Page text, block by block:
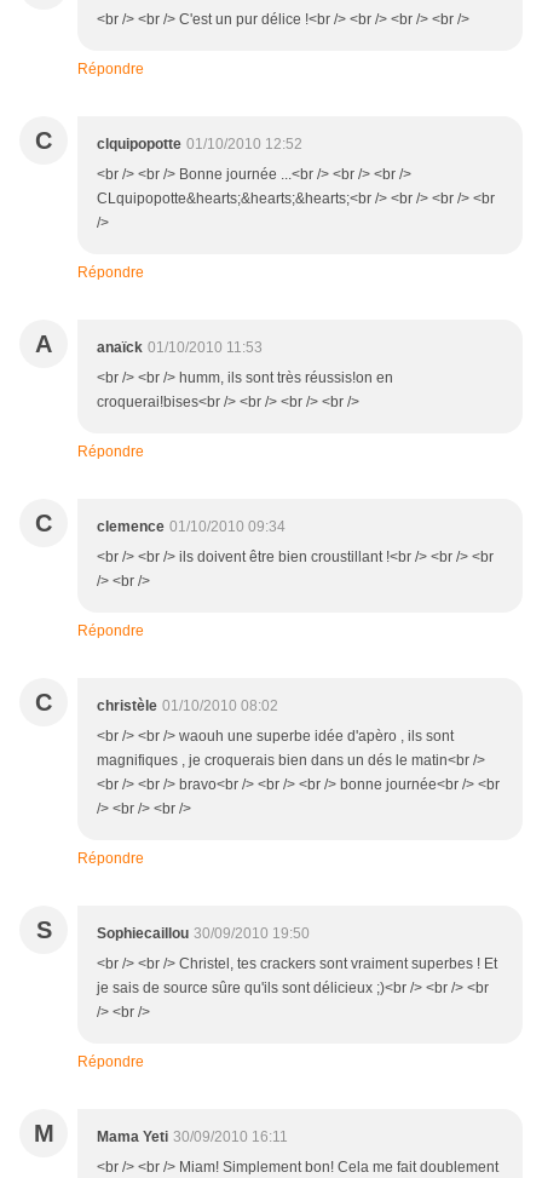
<br /> <br /> C'est un pur délice !<br /> <br /> <br /> <br />
Répondre
C clquipopotte 01/10/2010 12:52
<br /> <br /> Bonne journée ...<br /> <br /> <br />
CLquipopotte&hearts;&hearts;&hearts;<br /> <br /> <br /> <br
/>
Répondre
A anaïck 01/10/2010 11:53
<br /> <br /> humm, ils sont très réussis!on en
croquerai!bises<br /> <br /> <br /> <br />
Répondre
C clemence 01/10/2010 09:34
<br /> <br /> ils doivent être bien croustillant !<br /> <br /> <br
/> <br />
Répondre
C christèle 01/10/2010 08:02
<br /> <br /> waouh une superbe idée d'apèro , ils sont
magnifiques , je croquerais bien dans un dés le matin<br />
<br /> <br /> bravo<br /> <br /> <br /> bonne journée<br /> <br
/> <br /> <br />
Répondre
S Sophiecaillou 30/09/2010 19:50
<br /> <br /> Christel, tes crackers sont vraiment superbes ! Et
je sais de source sûre qu'ils sont délicieux ;)<br /> <br /> <br
/> <br />
Répondre
M Mama Yeti 30/09/2010 16:11
<br /> <br /> Miam! Simplement bon! Cela me fait doublement